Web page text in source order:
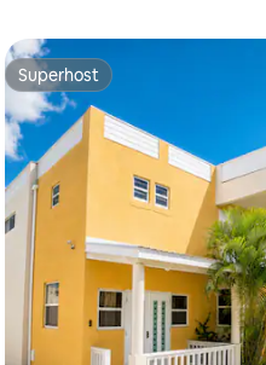
média de 5, 123
Superhost
Superhost